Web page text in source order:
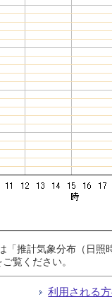
「推計気象分布（日
ご覧ください。
利用される